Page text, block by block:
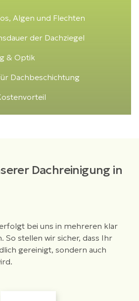
Algen und Flechten
der Dachziegel
& Optik
Dachbeschichtung
Dachreinigung in
bei uns in mehreren klar
So stellen wir sicher, dass Ihr
gereinigt, sondern auch